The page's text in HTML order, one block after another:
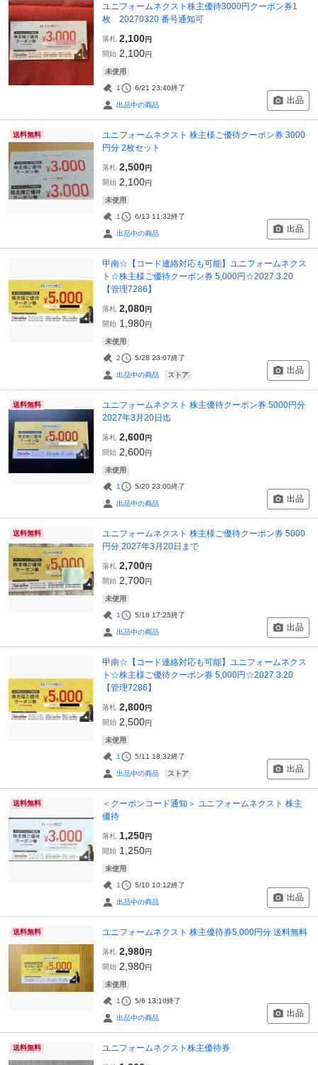
ユニフォームネクスト株主優待3000円クーポン券1
枚 20270320 番号通知可
落札 2,100円
開始 2,100円
未使用
1 6/21 23:40終了
出品中の商品 出品
送料無料
ユニフォームネクスト 株主様ご優待クーポン券 3000
円分 2枚セット
落札 2,500円
開始 2,100円
未使用
1 6/13 11:32終了
出品中の商品 出品
甲南☆【コード連絡対応も可能】ユニフォームネクス
ト☆株主様ご優待クーポン券 5,000円☆2027.3.20
【管理7286】
落札 2,080円
開始 1,980円
未使用
2 5/28 23:07終了
出品中の商品 ストア 出品
送料無料
ユニフォームネクスト 株主優待クーポン券 5000円分
2027年3月20日迄
落札 2,600円
開始 2,600円
未使用
1 5/20 23:00終了
出品中の商品 出品
送料無料
ユニフォームネクスト 株主様ご優待クーポン券 5000
円分 2027年3月20日まで
落札 2,700円
開始 2,700円
未使用
1 5/18 17:25終了
出品中の商品 出品
甲南☆【コード連絡対応も可能】ユニフォームネクス
ト☆株主様ご優待クーポン券 5,000円☆2027.3.20
【管理7286】
落札 2,800円
開始 2,500円
未使用
1 5/11 18:32終了
出品中の商品 ストア 出品
送料無料
＜クーポンコード通知＞ ユニフォームネクスト 株主
優待
落札 1,250円
開始 1,250円
未使用
1 5/10 10:12終了
出品中の商品 出品
送料無料 ユニフォームネクスト 株主優待券5,000円分 送料無料
落札 2,980円
開始 2,980円
未使用
1 5/6 13:10終了
出品中の商品 出品
送料無料 ユニフォームネクスト株主優待券